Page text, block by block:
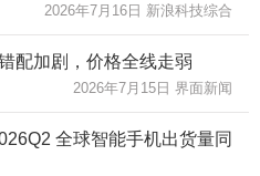
2026年7月16日 新浪科技综合
配加剧，价格全线走弱
2026年7月15日 界面新闻
全球智能手机出货量同